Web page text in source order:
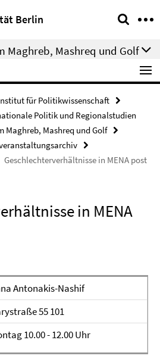
Berlin
Maghreb, Mashreq und Golf
für Politikwissenschaft
Politik und Regionalstudien
Maghreb, Mashreq und Golf
Geschlechterverhältnisse in MENA post
in MENA
Antonakis-Nashif
55 101
10.00 - 12.00 Uhr